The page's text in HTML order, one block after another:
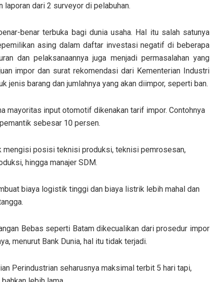
dari 2 surveyor di pelabuhan.
benar terbuka bagi dunia usaha. Hal itu salah satunya
asing dalam daftar investasi negatif di beberapa
dan pelaksanaannya juga menjadi permasalahan yang
impor dan surat rekomendasi dari Kementerian Industri
jenis barang dan jumlahnya yang akan diimpor, seperti ban.
mayoritas input otomotif dikenakan tarif impor. Contohnya
sebesar 10 persen.
mengisi posisi teknisi produksi, teknisi pemrosesan,
hingga manajer SDM.
biaya logistik tinggi dan biaya listrik lebih mahal dan
Bebas seperti Batam dikecualikan dari prosedur impor
menurut Bank Dunia, hal itu tidak terjadi.
Perindustrian seharusnya maksimal terbit 5 hari tapi,